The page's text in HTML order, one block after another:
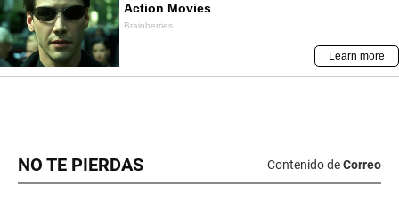
NO TE PIERDAS Contenido deCorreo